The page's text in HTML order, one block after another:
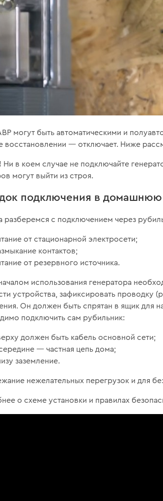
могут быть автоматическими и
восстановлении — отключает. Ниже
Ни в коем случае не подключайте
могут выйти из строя.
подключения в домашнюю
разберемся с подключением через
от стационарной электросети;
контактов;
от резервного источника.
использования генератора
устройства, зафиксировать проводку
Он должен быть спрятан в ящик для
подключить сам рубильник:
должен быть кабель основной сети;
— частная цепь дома;
заземление.
нежелательных перегрузок и для
о схеме установки и правилах